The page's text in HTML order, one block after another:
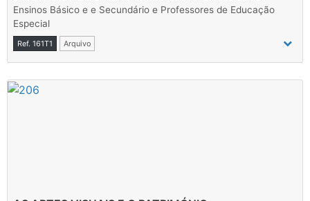
Ensinos Básico e e Secundário e Professores de Educação
Especial
Ref. 161T1 Arquivo